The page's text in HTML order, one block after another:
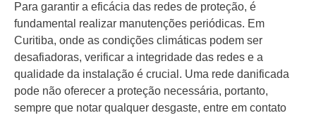
Para garantir a eficácia das redes de proteção, é
fundamental realizar manutenções periódicas. Em
Curitiba, onde as condições climáticas podem ser
desafiadoras, verificar a integridade das redes e a
qualidade da instalação é crucial. Uma rede danificada
pode não oferecer a proteção necessária, portanto,
sempre que notar qualquer desgaste, entre em contato